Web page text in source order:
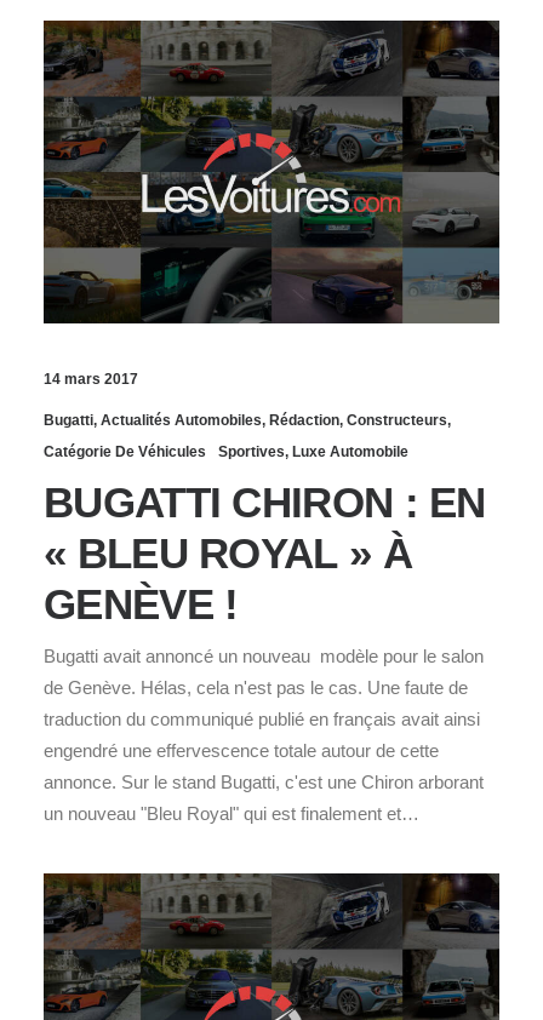
14 mars 2017
Bugatti, Actualités Automobiles, Rédaction, Constructeurs,
Catégorie De Véhicules
Sportives, Luxe Automobile
BUGATTI CHIRON : EN
« BLEU ROYAL » À
GENÈVE !
Bugatti avait annoncé un nouveau modèle pour le salon
de Genève. Hélas, cela n'est pas le cas. Une faute de
traduction du communiqué publié en français avait ainsi
engendré une effervescence totale autour de cette
annonce. Sur le stand Bugatti, c'est une Chiron arborant
un nouveau "Bleu Royal" qui est finalement et…